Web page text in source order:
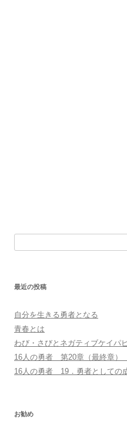
最近の投稿
自分を生きる勇者となる
青春とは
わび・さびとネガティブケイパ
16人の勇者 第20章（最終章）
16人の勇者 19．勇者としての
お勧め